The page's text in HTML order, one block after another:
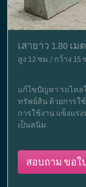
เสายาว 1.80 เ
สูง 12 ซม / กว้าง 15
แก้ไขปัญหา รถไหล
ทรัพย์สิน ด้วยการใ
การใช้งาน แข็งแร
เป็นสนิม
สอบถาม ขอใ